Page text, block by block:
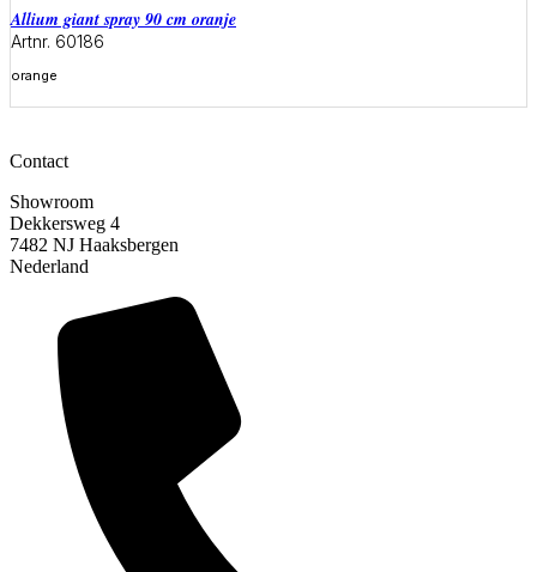
allium giant spray 90 cm oranje
Artnr. 60186
orange
Meer informatie
Contact
Showroom
Dekkersweg 4
7482 NJ Haaksbergen
Nederland